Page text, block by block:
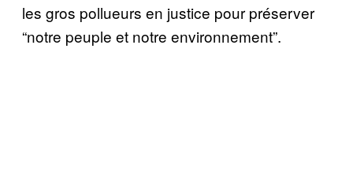
les gros pollueurs en justice pour préserver
“notre peuple et notre environnement”.